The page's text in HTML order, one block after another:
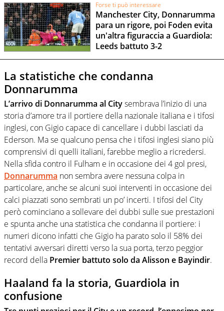
Forse ti può interessare
Manchester City, Donnarumma
para un rigore, poi Foden evita
un'altra figuraccia a Guardiola:
Leeds battuto 3-2
La statistiche che condanna
Donnarumma
L’arrivo di Donnarumma al Citysembrava l’inizio di una
storia d’amore tra il portiere della nazionale italiana e i tifosi
inglesi, con Gigio capace di cancellare i dubbi lasciati da
Ederson. Ma se qualcuno pensa che i tifosi inglesi siano più
comprensivi di quelli italiani, farebbe meglio a ricredersi.
Nella sfida contro il Fulham e in occasione dei 4 gol presi,
Donnarumma non sembra avere nessuna colpa in
particolare, anche se alcuni suoi interventi in occasione dei
calci piazzati sono sembrati un po’ incerti. I tifosi del City
però cominciano a sollevare dei dubbi sulle sue prestazioni
e spunta anche una statistica che condanna il portiere: i
numeri dicono infatti che Gigio ha parato solo il 58% dei
tentativi avversari diretti verso la sua porta, terzo peggior
record della Premier battuto solo da Alisson e Bayindir.
Haaland fa la storia, Guardiola in
confusione